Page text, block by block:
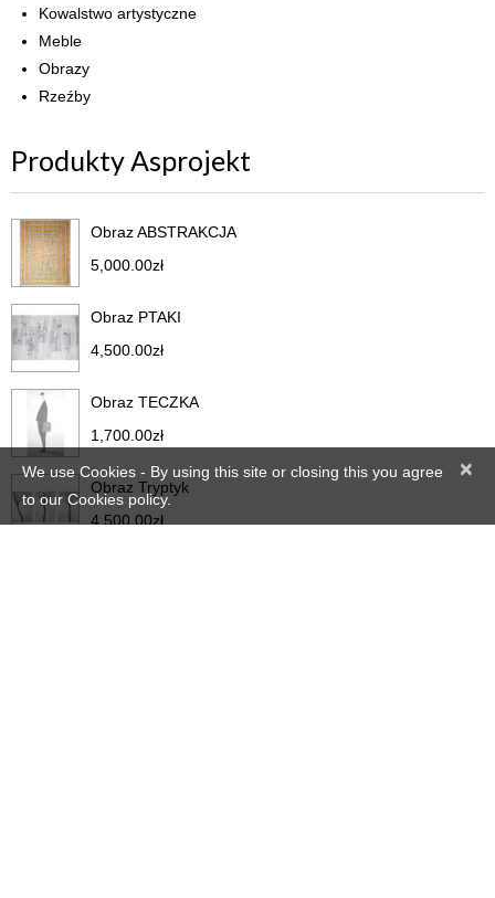
Kowalstwo artystyczne
Meble
Obrazy
Rzeźby
Produkty Asprojekt
Obraz ABSTRAKCJA
5,000.00zł
Obraz PTAKI
4,500.00zł
Obraz TECZKA
1,700.00zł
Obraz Tryptyk
4,500.00zł
×
We use Cookies - By using this site or closing this you agree
to our Cookies policy.